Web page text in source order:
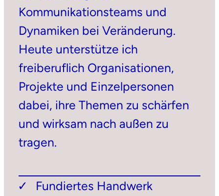
Kommunikationsteams und
Dynamiken bei Veränderung.
Heute unterstütze ich
freiberuflich Organisationen,
Projekte und Einzelpersonen
dabei, ihre Themen zu schärfen
und wirksam nach außen zu
tragen.
Fundiertes Handwerk